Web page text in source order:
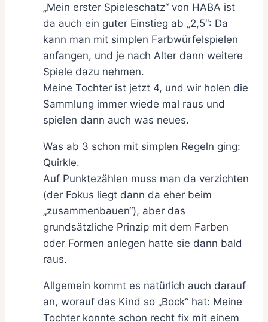
„Mein erster Spieleschatz“ von HABA ist
da auch ein guter Einstieg ab „2,5“: Da
kann man mit simplen Farbwürfelspielen
anfangen, und je nach Alter dann weitere
Spiele dazu nehmen.
Meine Tochter ist jetzt 4, und wir holen die
Sammlung immer wiede mal raus und
spielen dann auch was neues.
Was ab 3 schon mit simplen Regeln ging:
Quirkle.
Auf Punktezählen muss man da verzichten
(der Fokus liegt dann da eher beim
„zusammenbauen“), aber das
grundsätzliche Prinzip mit dem Farben
oder Formen anlegen hatte sie dann bald
raus.
Allgemein kommt es natürlich auch darauf
an, worauf das Kind so „Bock“ hat: Meine
Tochter konnte schon recht fix mit einem